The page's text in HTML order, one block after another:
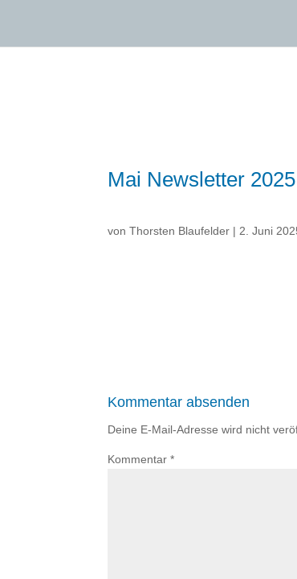
Mai Newsletter 2025
vonThorsten Blaufelder | 2. Juni
Kommentar absenden
Deine E-Mail-Adresse wird nicht
Kommentar*